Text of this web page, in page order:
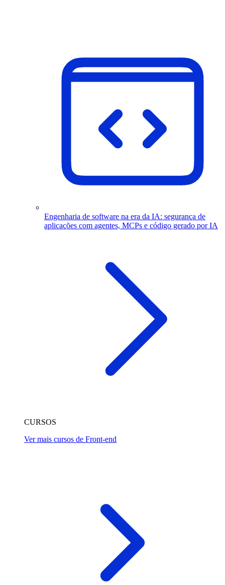
Engenharia de software na era da IA: segurança de
aplicações com agentes, MCPs e código gerado por IA
CURSOS
Ver mais cursos de Front-end